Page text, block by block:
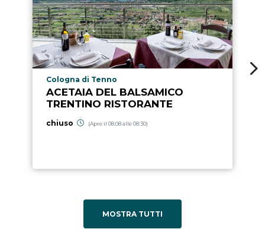
Località punto di interesse
Cologna di Tenno
ACETAIA DEL BALSAMICO
TRENTINO RISTORANTE
chiuso (Apre il 08.08 alle 08:30)
MOSTRA TUTTI